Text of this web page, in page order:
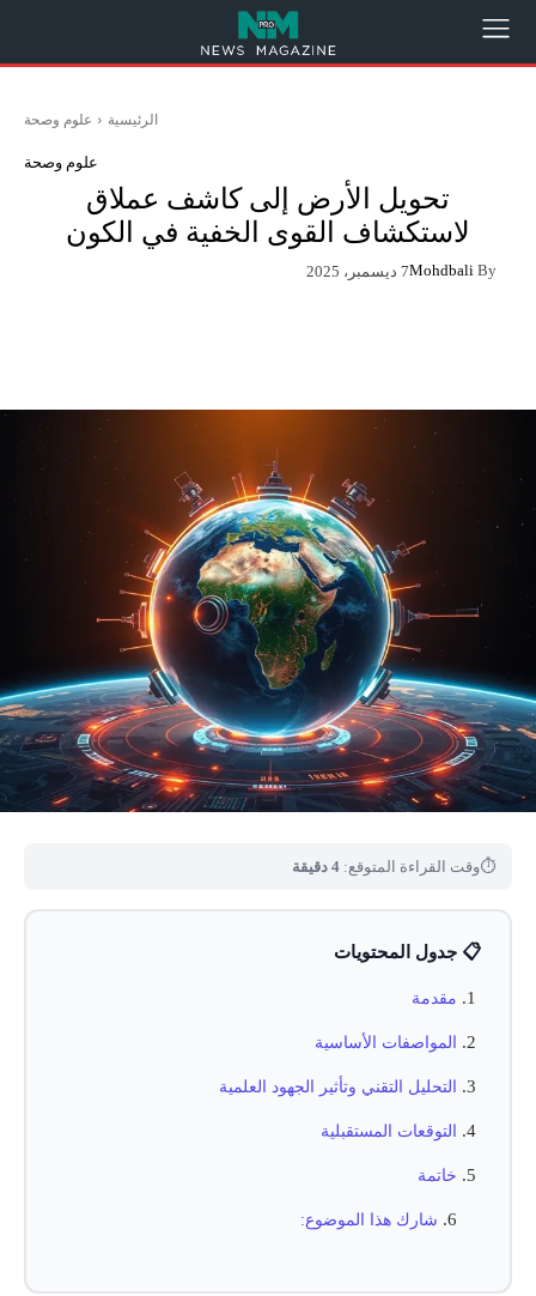
الرئيسية علوم وصحة
علوم وصحة
تحويل الأرض إلى كاشف عملاق
لاستكشاف القوى الخفية في الكون
By
Mohdbali7 ديسمبر، 2025
⏱وقت القراءة المتوقع: 4 دقيقة
📋 جدول المحتويات
مقدمة
المواصفات الأساسية
التحليل التقني وتأثير الجهود العلمية
التوقعات المستقبلية
خاتمة
شارك هذا الموضوع: